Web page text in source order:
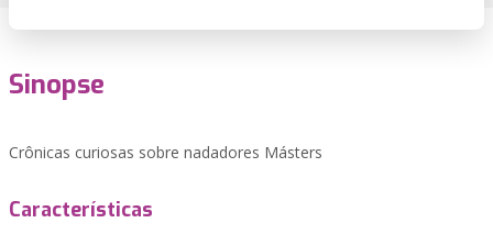
Sinopse
Crônicas curiosas sobre nadadores Másters
Características